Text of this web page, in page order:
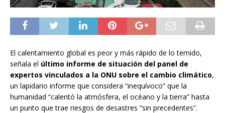
El calentamiento global es peor y más rápido de lo temido,
señala el último informe de situación del panel de
expertos vinculados a la ONU sobre el cambio climático,
un lapidario informe que considera “inequívoco” que la
humanidad “calentó la atmósfera, el océano y la tierra” hasta
un punto que trae riesgos de desastres “sin precedentes”.